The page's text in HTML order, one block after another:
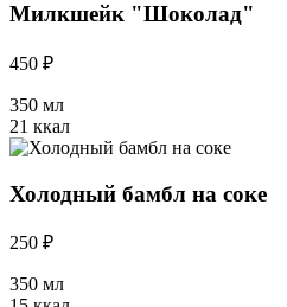
Милкшейк "Шоколад"
450 ₽
350 мл
21 ккал
Холодный бамбл на соке
250 ₽
350 мл